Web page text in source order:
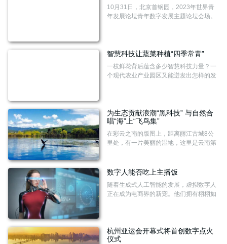
10月31日，北京首钢园，2023年世界青
年发展论坛青年数字发展主题论坛会场。
正在翻看论坛手册。
智慧科技让蔬菜种植“四季常青”
一枝鲜花背后蕴含多少智慧科技力量？一
个现代农业产业园区又能迸发出怎样的发
为生态贡献浪潮“黑科技” 与自然合
唱“海”上“飞鸟集”
在彩云之南的版图上，距离丽江古城8公
里处，有一片美丽的湿地，这里是云南第
数字人能否吃上主播饭
随着生成式人工智能的发展，虚拟数字人
正在成为电商界的新宠。他们拥有栩栩如
板块，各大主流短视频和电商平台也纷纷
出台相关倡议、推出官方数字人，足见业
杭州亚运会开幕式将首创数字点火
仪式